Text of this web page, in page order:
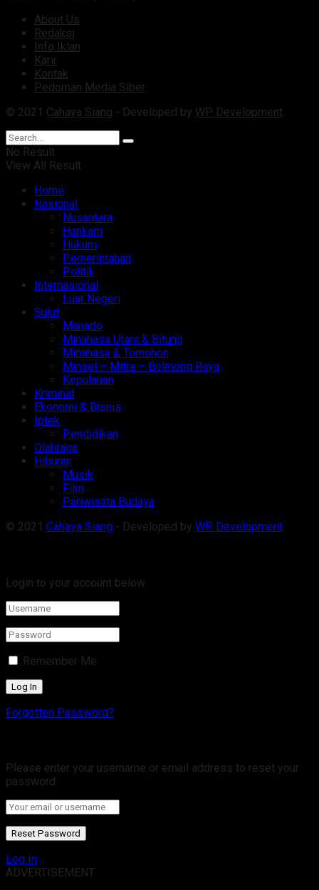
About Us
Redaksi
Info Iklan
Karir
Kontak
Pedoman Media Siber
© 2021 Cahaya Siang - Developed by WP Development.
No Result
View All Result
Home
Nasional
Nusantara
Hankam
Hukum
Pemerintahan
Politik
Internasional
Luar Negeri
Sulut
Manado
Minahasa Utara & Bitung
Minahasa & Tomohon
Minsel – Mitra – Bolmong Raya
Kepulauan
Kriminal
Ekonomi & Bisnis
Iptek
Pendidikan
Olahraga
Hiburan
Musik
Film
Pariwisata Budaya
© 2021 Cahaya Siang - Developed by WP Development.
Login to your account below
Remember Me
Forgotten Password?
Please enter your username or email address to reset your
password.
Log In
ADVERTISEMENT